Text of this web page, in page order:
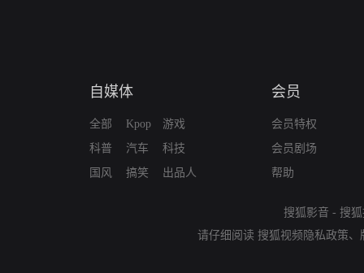
自媒体
全部
科普
国风
Kpop
汽车
搞笑
游戏
科技
出品人
会员
会员特权
会员剧场
帮助
搜狐影音 - 搜
请仔细阅读 搜狐视频隐私政策、